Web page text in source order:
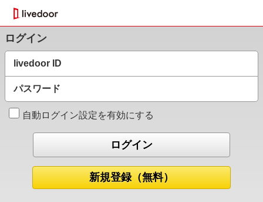
ログイン
livedoor ID
パスワード
自動ログイン設定を有効にする
新規登録（無料）